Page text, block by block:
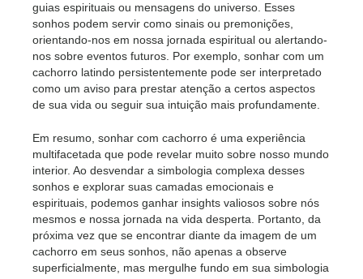
guias espirituais ou mensagens do universo. Esses
sonhos podem servir como sinais ou premonições,
orientando-nos em nossa jornada espiritual ou alertando-
nos sobre eventos futuros. Por exemplo, sonhar com um
cachorro latindo persistentemente pode ser interpretado
como um aviso para prestar atenção a certos aspectos
de sua vida ou seguir sua intuição mais profundamente.
Em resumo, sonhar com cachorro é uma experiência
multifacetada que pode revelar muito sobre nosso mundo
interior. Ao desvendar a simbologia complexa desses
sonhos e explorar suas camadas emocionais e
espirituais, podemos ganhar insights valiosos sobre nós
mesmos e nossa jornada na vida desperta. Portanto, da
próxima vez que se encontrar diante da imagem de um
cachorro em seus sonhos, não apenas a observe
superficialmente, mas mergulhe fundo em sua simbologia